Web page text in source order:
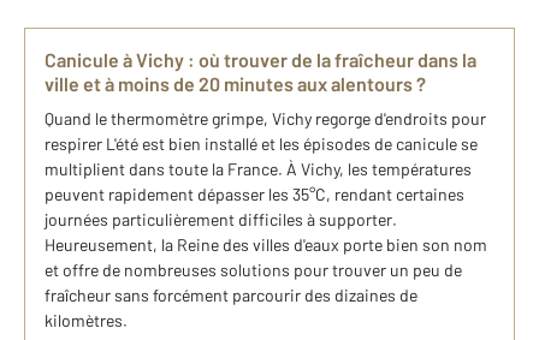
Canicule à Vichy : où trouver de la fraîcheur dans la
ville et à moins de 20 minutes aux alentours ?
Quand le thermomètre grimpe, Vichy regorge d'endroits pour
respirer L'été est bien installé et les épisodes de canicule se
multiplient dans toute la France. À Vichy, les températures
peuvent rapidement dépasser les 35°C, rendant certaines
journées particulièrement difficiles à supporter.
Heureusement, la Reine des villes d'eaux porte bien son nom
et offre de nombreuses solutions pour trouver un peu de
fraîcheur sans forcément parcourir des dizaines de
kilomètres.